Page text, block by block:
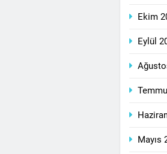
Ekim
Eylül
Mayıs